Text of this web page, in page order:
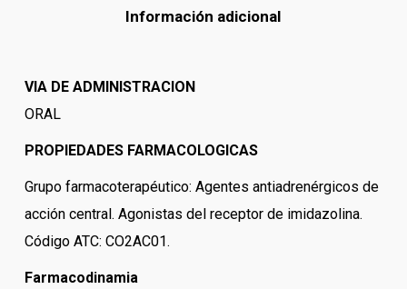
Información adicional
VIA DE ADMINISTRACION
ORAL
PROPIEDADES FARMACOLOGICAS
Grupo farmacoterapéutico: Agentes antiadrenérgicos de
acción central. Agonistas del receptor de imidazolina.
Código ATC: CO2AC01.
Farmacodinamia